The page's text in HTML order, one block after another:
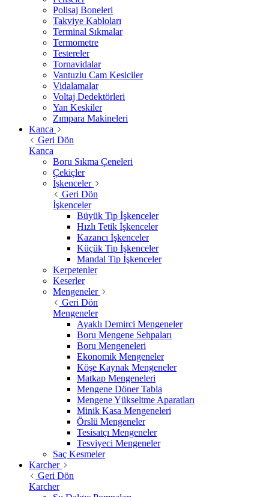
Polisaj Boneleri
Takviye Kabloları
Terminal Sıkmalar
Termometre
Testereler
Tornavidalar
Vantuzlu Cam Kesiciler
Vidalamalar
Voltaj Dedektörleri
Yan Keskiler
Zımpara Makineleri
Kanca
Geri Dön
Kanca
Boru Sıkma Çeneleri
Çekiçler
İşkenceler
Geri Dön
İşkenceler
Büyük Tip İşkenceler
Hızlı Tetik İşkenceler
Kazancı İşkenceler
Küçük Tip İşkenceler
Mandal Tip İşkenceler
Kerpetenler
Keserler
Mengeneler
Geri Dön
Mengeneler
Ayaklı Demirci Mengeneler
Boru Mengene Sehpaları
Boru Mengeneleri
Ekonomik Mengeneler
Köşe Kaynak Mengeneler
Matkap Mengeneleri
Mengene Döner Tabla
Mengene Yükseltme Aparatları
Minik Kasa Mengeneleri
Örslü Mengeneler
Tesisatçı Mengeneler
Tesviyeci Mengeneler
Saç Kesmeler
Karcher
Geri Dön
Karcher